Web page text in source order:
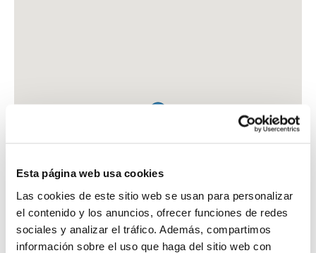
Esta página web usa cookies
Las cookies de este sitio web se usan para personalizar
el contenido y los anuncios, ofrecer funciones de redes
sociales y analizar el tráfico. Además, compartimos
información sobre el uso que haga del sitio web con